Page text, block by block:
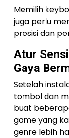
Memilih
juga perlu
presisi dan
Atur
Gaya
Setelah
tombol dan
buat
game yang
genre lebih